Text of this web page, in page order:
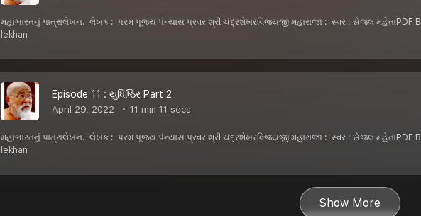
મહાભારતનું પાત્રાલેખન. લેખક : પરમ પૂજ્ય પંન્યાસ પ્રવર શ્રી ચંદ્રશેખરવિજયજી મહારાજા : સ્વર : સેજલ
lekhan
Episode 11 : યુધિષ્ઠિર Part 2
April 29, 2022 11 min 11 secs
મહાભારતનું પાત્રાલેખન. લેખક : પરમ પૂજ્ય પંન્યાસ પ્રવર શ્રી ચંદ્રશેખરવિજયજી મહારાજા : સ્વર : સેજલ
lekhan
Show More